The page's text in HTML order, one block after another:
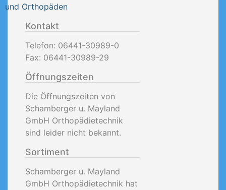
und Orthopäden
Kontakt
Telefon: 06441-30989-0
Fax: 06441-30989-29
Öffnungszeiten
Die Öffnungszeiten von
Schamberger u. Mayland
GmbH Orthopädietechnik
sind leider nicht bekannt.
Sortiment
Schamberger u. Mayland
GmbH Orthopädietechnik hat